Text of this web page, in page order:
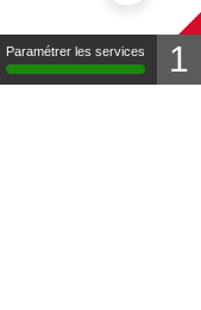
Paramétrer les services 1